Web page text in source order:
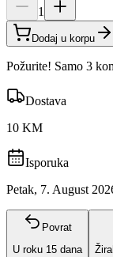
1
Dodaj u korpu
Požurite! Samo 3
Dostava
10 KM
Isporuka
Petak, 7. August
Povrat
U roku 15 dana